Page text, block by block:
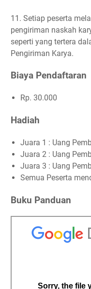
11. Setiap peserta
pengiriman naskah
seperti yang tertera
Pengiriman Karya.
Biaya Pendaftaran
Rp. 30.000
Hadiah
Juara 1 : Uang
Juara 2 : Uang
Juara 3 : Uang
Semua Peserta
Buku Panduan